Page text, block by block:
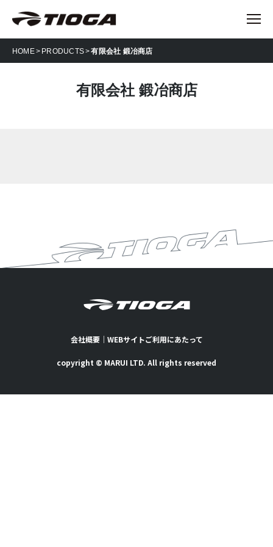
HOME PRODUCTS 有限会社 鍛冶商店
有限会社 鍛冶商店
会社概要｜ WEBサイトご利用にあたって
copyright © MARUI LTD. All rights reserved